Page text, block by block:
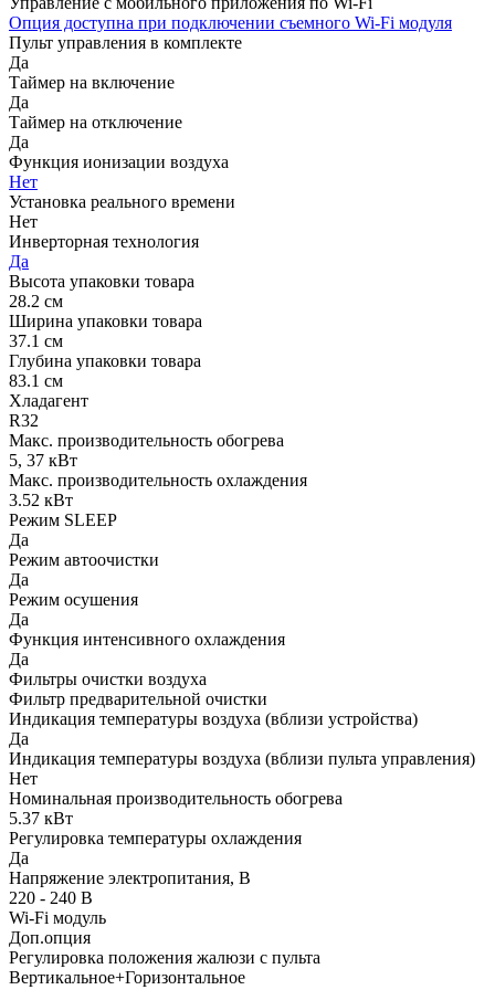
Опция доступна при подключении съемного Wi-Fi модуля
Пульт управления в комплекте
Да
Таймер на включение
Да
Таймер на отключение
Да
Функция ионизации воздуха
Нет
Установка реального времени
Нет
Инверторная технология
Да
Высота упаковки товара
28.2 см
Ширина упаковки товара
37.1 см
Глубина упаковки товара
83.1 см
Хладагент
R32
Макс. производительность обогрева
5, 37 кВт
Макс. производительность охлаждения
3.52 кВт
Режим SLEEP
Да
Режим автоочистки
Да
Режим осушения
Да
Функция интенсивного охлаждения
Да
Фильтры очистки воздуха
Фильтр предварительной очистки
Индикация температуры воздуха (вблизи устройства)
Да
Индикация температуры воздуха (вблизи пульта управления)
Нет
Номинальная производительность обогрева
5.37 кВт
Регулировка температуры охлаждения
Да
Напряжение электропитания, В
220 - 240 В
Wi-Fi модуль
Доп.опция
Регулировка положения жалюзи с пульта
Вертикальное+Горизонтальное